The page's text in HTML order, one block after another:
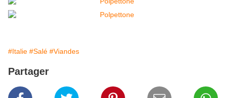
#Italie #Salé #Viandes
Partager